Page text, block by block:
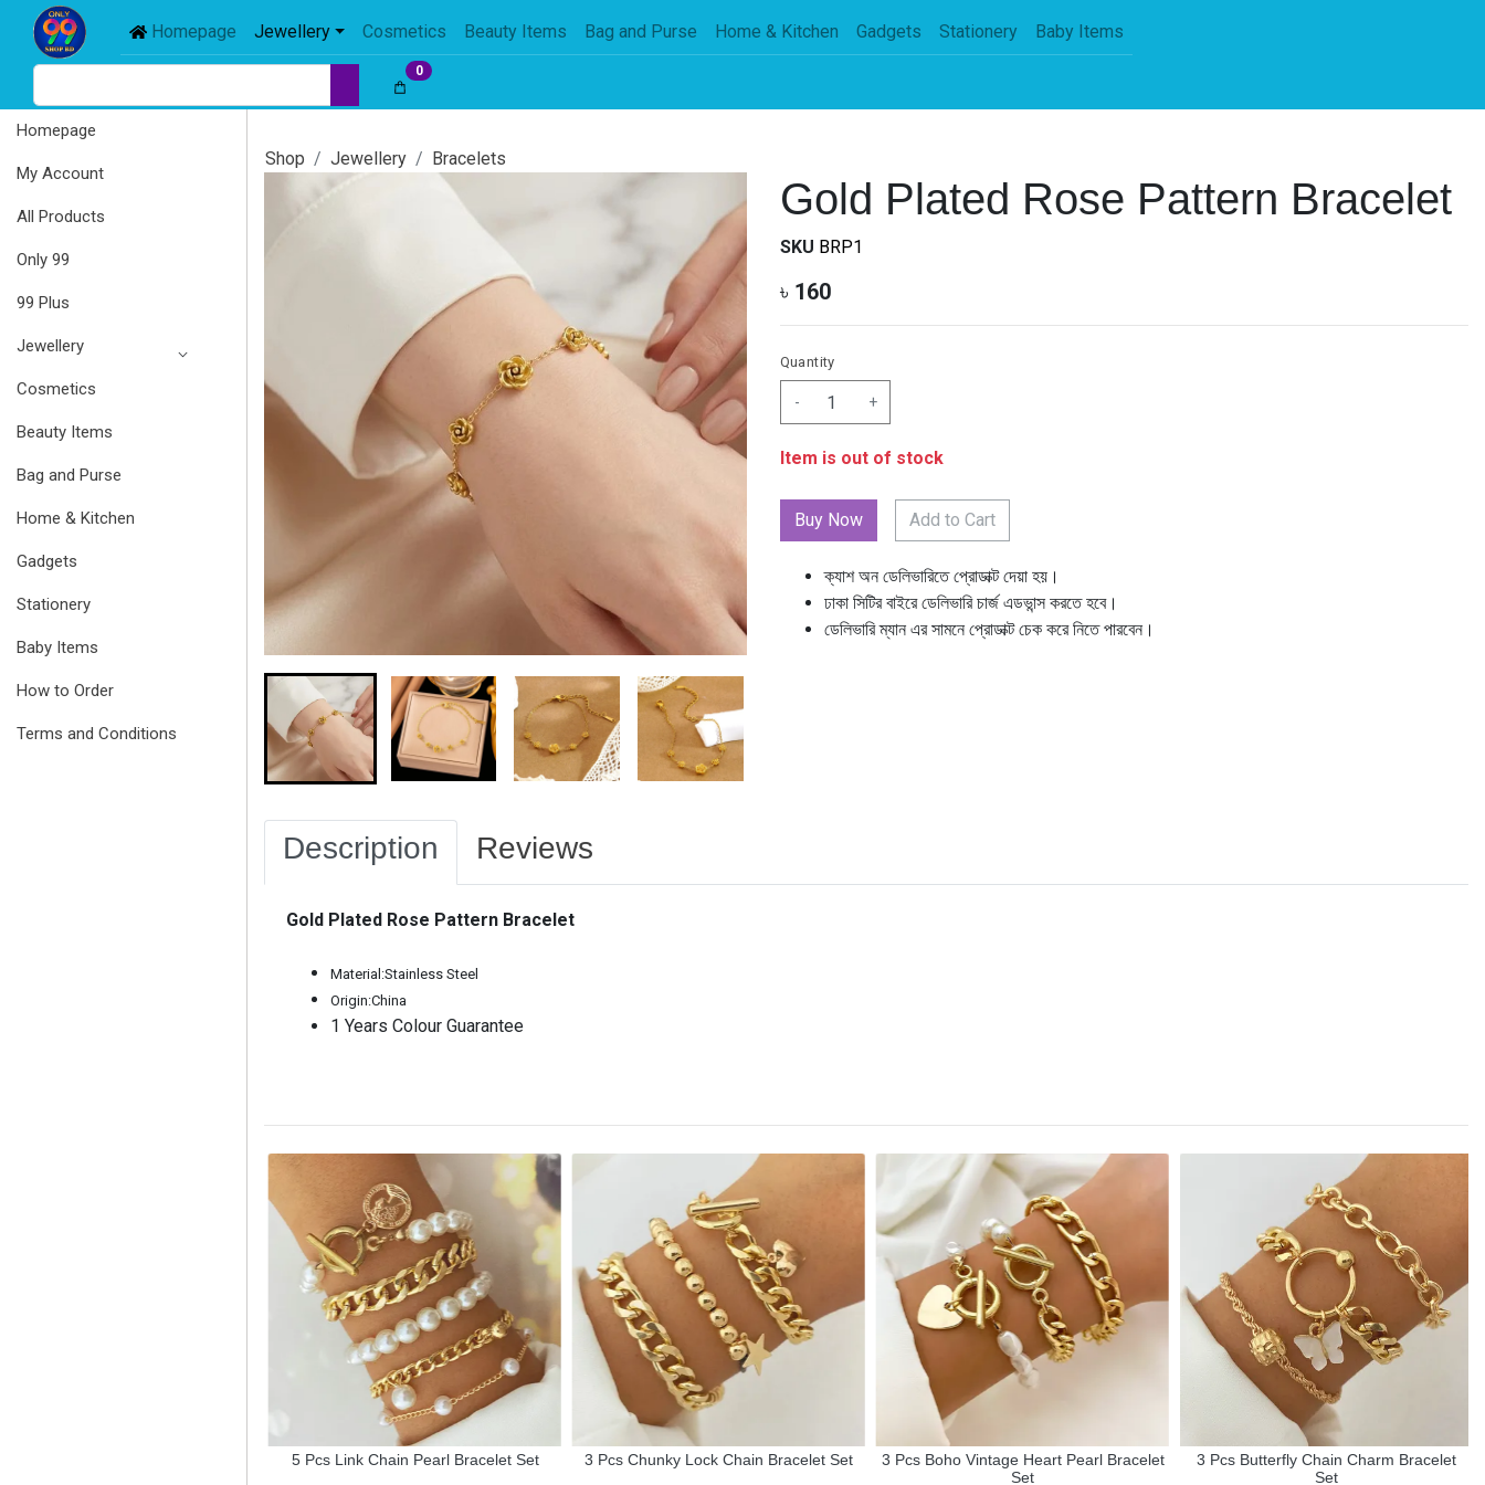
Homepage Jewellery Cosmetics Beauty Items Bag and Purse Home & Kitchen Gadgets Stationery Baby Items
0
Homepage
My Account
All Products
Only 99
99 Plus
Jewellery
Cosmetics
Beauty Items
Bag and Purse
Home & Kitchen
Gadgets
Stationery
Baby Items
How to Order
Terms and Conditions
Shop Jewellery Bracelets
Gold Plated Rose Pattern Bracelet
SKU BRP1
৳ 160
Quantity
- +
Item is out of stock
Add to Cart
ক্যাশ অন ডেলিভারিতে প্রোডাক্ট দেয়া হয়।
ঢাকা সিটির বাইরে ডেলিভারি চার্জ এডভান্স করতে হবে।
ডেলিভারি ম্যান এর সামনে প্রোডাক্ট চেক করে নিতে পারবেন।
Description Reviews
Gold Plated Rose Pattern Bracelet
Material:Stainless Steel
Origin:China
1 Years Colour Guarantee
5 Pcs Link Chain Pearl Bracelet Set 3 Pcs Chunky Lock Chain Bracelet Set
3 Pcs Boho Vintage Heart Pearl Bracelet
Set
3 Pcs Butterfly Chain Charm Bracelet
Set